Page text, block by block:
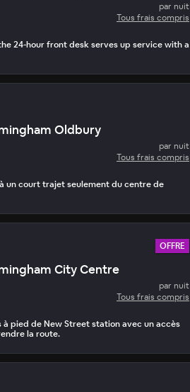
par nuit
Tous frais compris
24-hour front desk serves up service with a
Oldbury
par nuit
Tous frais compris
un court trajet seulement du centre de
OFFRE
City Centre
par nuit
Tous frais compris
à pied de New Street station avec un accès
la route.